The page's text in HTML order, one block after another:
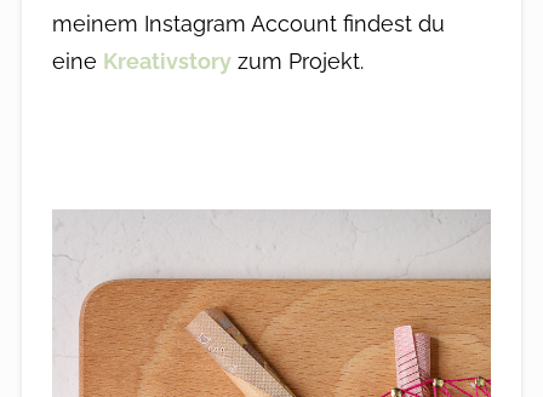
meinem Instagram Account findest du
eine Kreativstoryzum Projekt.